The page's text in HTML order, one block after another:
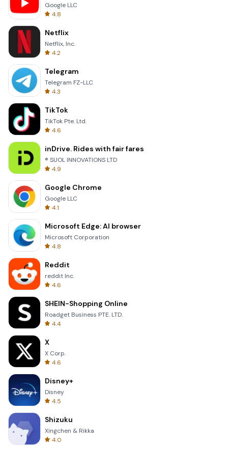
Google LLC
4.8
Netflix
Netflix, Inc.
4.2
Telegram
Telegram FZ-LLC
4.3
TikTok
TikTok Pte. Ltd.
4.6
inDrive. Rides with fair fares
® SUOL INNOVATIONS LTD
4.9
Google Chrome
Google LLC
4.1
Microsoft Edge: AI browser
Microsoft Corporation
4.8
Reddit
reddit Inc.
4.6
SHEIN-Shopping Online
Roadget Business PTE. LTD.
4.4
X
X Corp.
4.6
Disney+
Disney
4.5
Shizuku
Xingchen & Rikka
4.0